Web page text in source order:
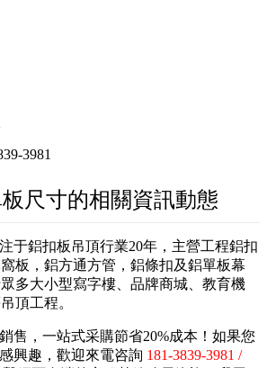
3981
尺寸的相關資訊動態
于鋁扣板吊頂行業20年，主營工程鋁扣
板，鋁方通方管，鋁條扣及鋁單板幕
多大小型寫字樓、品牌商城、教育機
頂工程。
售，一站式采購節省20%成本！如果您
興趣，歡迎來電咨詢 181-3839-3981 /